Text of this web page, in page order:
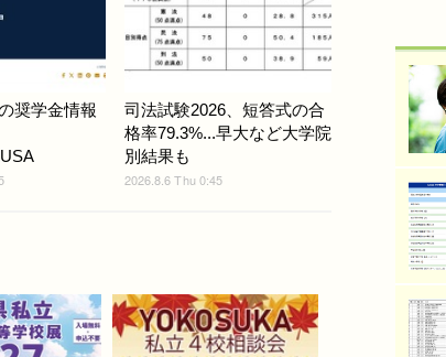
奨学金情報
司法試験2026、短答式の合
格率79.3%...早大など大学院
別結果も
2026.8.6 Thu 0:45